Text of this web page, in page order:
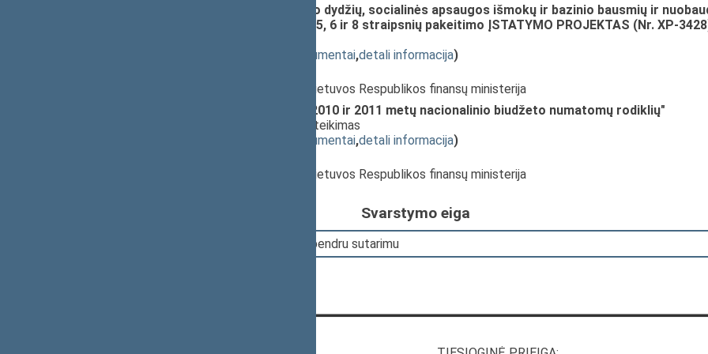
Minimaliojo darbo užmokesčio dydžių, socialinės apsaugos išmokų ir bazinio bausmių ir
dydžio indeksavimo įstatymo 5, 6 ir 8 straipsnių pakeitimo ĮSTATYMO PROJEKTAS (Nr. XP-
susiję dokumentai,detali informacija)
, Ministras, Lietuvos Respublikos finansų ministerija
Seimo NUTARIMO "Dėl 2009, 2010 ir 2011 metų nacionalinio biudžeto numatomų rodiklių"
; pateikimas
susiję dokumentai,detali informacija)
, Ministras, Lietuvos Respublikos finansų ministerija
Svarstymo eiga
Įvyko balsavimas. Pritarta bendru sutarimu